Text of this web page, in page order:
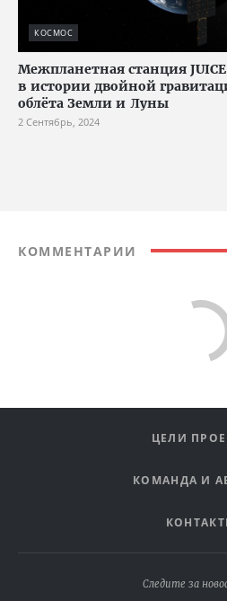
КОСМОС
Межпланетная станция
в истории двойной
облёта Земли и Луны
2 Сентябрь, 2024
КОММЕНТАРИИ
ЦЕЛИ
КОМАНДА И
Следите за